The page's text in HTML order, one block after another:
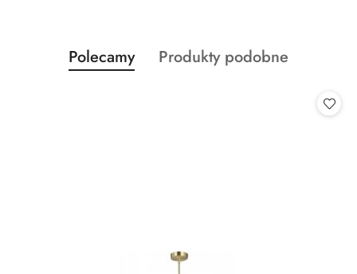
Pomiń karuzelę produktów
Produkty
o
Polecamy
Produkty
Produkty podobne